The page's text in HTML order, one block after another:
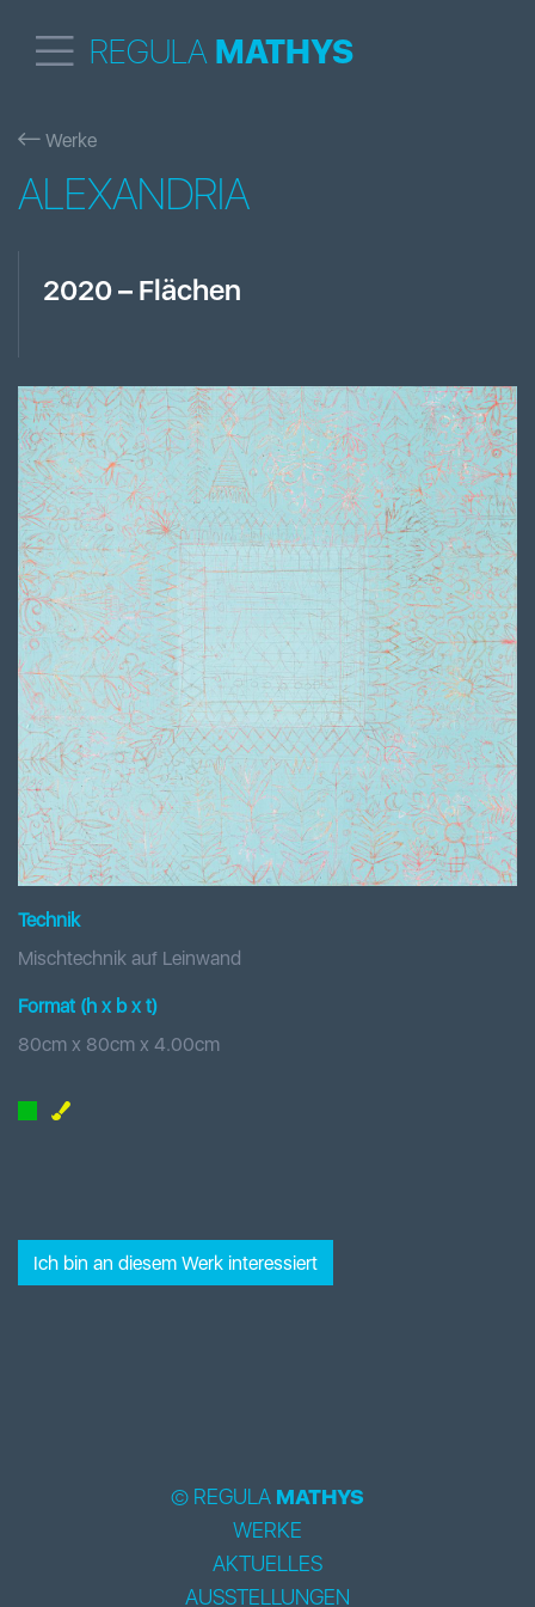
REGULA MATHYS
Werke
ALEXANDRIA
2020– Flächen
Technik
Mischtechnik auf Leinwand
Format (h x bx t)
80cm x 80cm x 4.00cm
Ich bin an diesem Werk interessiert
© REGULA MATHYS
WERKE
AKTUELLES
AUSSTELLUNGEN